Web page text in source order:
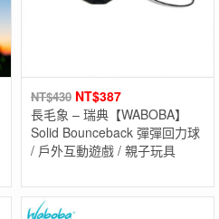
NT$430 NT$387
長毛象 – 瑞典【WABOBA】
Solid Bounceback 彈彈回力球
/ 戶外互動遊戲 / 親子玩具